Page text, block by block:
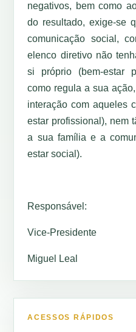
negativos, bem como
do resultado, exige-se
comunicação social,
elenco diretivo não
si próprio (bem-estar
como regula a sua
interação com aqueles
estar profissional), nem
a sua família e a
estar social).
Responsável:
Vice-Presidente
Miguel Leal
ACESSOS RÁPIDOS